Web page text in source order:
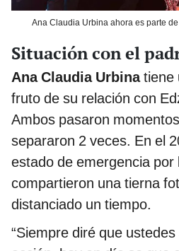
Ana Claudia Urbina ahora es parte
Situación con el
Ana Claudia Urbinatiene
fruto de su relación con
Ambos pasaron
separaron 2 veces. En el
estado de emergencia
compartieron una tierna
distanciado un tiempo.
“Siempre diré que